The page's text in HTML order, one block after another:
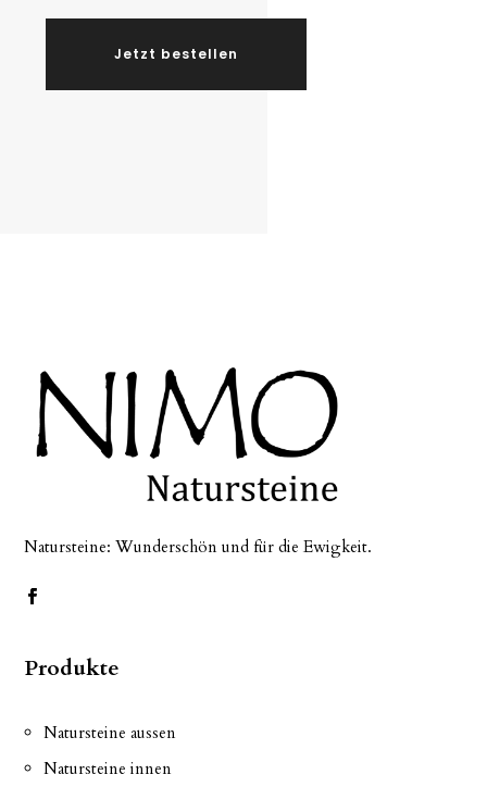
Jetzt bestellen
Natursteine: Wunderschön und für die Ewigkeit.
Produkte
Natursteine aussen
Natursteine innen